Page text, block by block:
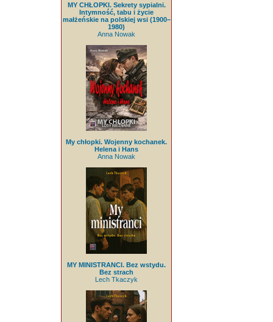
MY CHŁOPKI. Sekrety sypialni.
Intymność, tabu i życie
małżeńskie na polskiej wsi (1900–
1980)
Anna Nowak
My chłopki. Wojenny kochanek.
Helena i Hans
Anna Nowak
MY MINISTRANCI. Bez wstydu.
Bez strach
Lech Tkaczyk